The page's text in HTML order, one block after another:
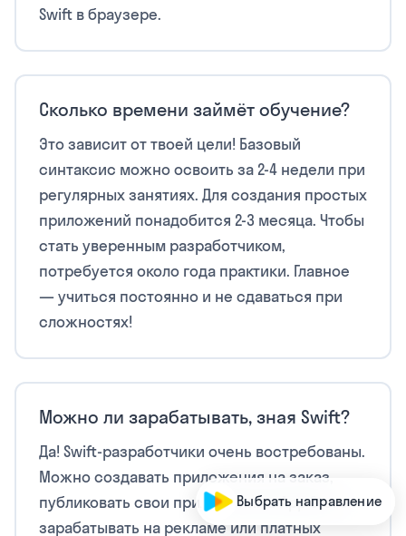
Swift в браузере.
Сколько времени займёт обучение?
Это зависит от твоей цели! Базовый
синтаксис можно освоить за 2-4 недели при
регулярных занятиях. Для создания простых
приложений понадобится 2-3 месяца. Чтобы
стать уверенным разработчиком,
потребуется около года практики. Главное
— учиться постоянно и не сдаваться при
сложностях!
Можно ли зарабатывать, зная Swift?
Да! Swift-разработчики очень востребованы.
Можно создавать приложения на заказ,
публиковать свои приложения в App Store и
зарабатывать на рекламе или платных
Выбрать направление